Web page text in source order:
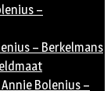
–
– Berkelmans
Bolenius –